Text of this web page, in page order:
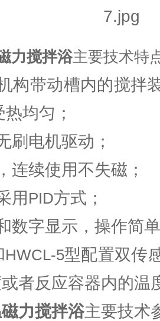
力搅拌浴主要技术特
构带动槽内的搅拌
均匀；
刷电机驱动；
连续使用不失磁；
用 PID方式；
数字显示，操作简
HWCL-5型配置双传
者反应容器内的温
力搅拌浴主要技术